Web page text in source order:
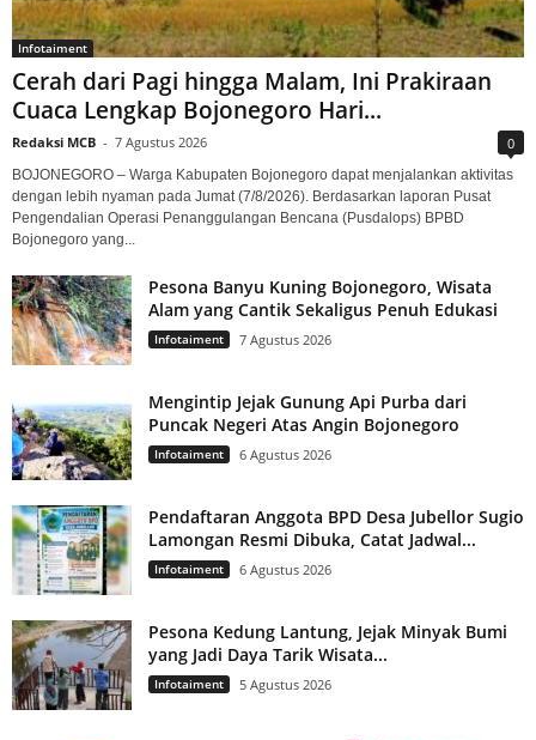
Infotaiment
Cerah dari Pagi hingga Malam, Ini Prakiraan
Cuaca Lengkap Bojonegoro Hari...
Redaksi MCB - 7 Agustus 2026 0
BOJONEGORO – Warga Kabupaten Bojonegoro dapat menjalankan aktivitas
dengan lebih nyaman pada Jumat (7/8/2026). Berdasarkan laporan Pusat
Pengendalian Operasi Penanggulangan Bencana (Pusdalops) BPBD
Bojonegoro yang...
Pesona Banyu Kuning Bojonegoro, Wisata
Alam yang Cantik Sekaligus Penuh Edukasi
Infotaiment 7 Agustus 2026
Mengintip Jejak Gunung Api Purba dari
Puncak Negeri Atas Angin Bojonegoro
Infotaiment 6 Agustus 2026
Pendaftaran Anggota BPD Desa Jubellor Sugio
Lamongan Resmi Dibuka, Catat Jadwal...
Infotaiment 6 Agustus 2026
Pesona Kedung Lantung, Jejak Minyak Bumi
yang Jadi Daya Tarik Wisata...
Infotaiment 5 Agustus 2026